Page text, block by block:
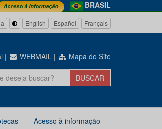
BRASIL
a English Español Français
| WEBMAIL | Mapa do Site
Acesso à informação